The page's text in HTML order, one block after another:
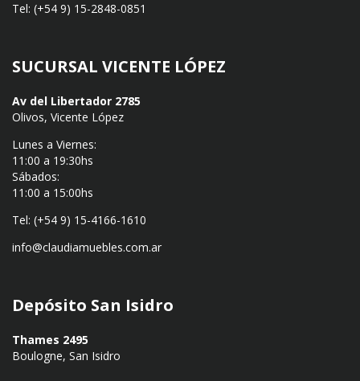
Tel: (+54 9) 15-2848-0851
SUCURSAL VICENTE LÓPEZ
Av del Libertador 2785
Olivos, Vicente López
Lunes a Viernes:
11:00 a 19:30hs
Sábados:
11:00 a 15:00hs
Tel: (+54 9) 15-4166-1610
info@claudiamuebles.com.ar
Depósito San Isidro
Thames 2495
Boulogne, San Isidro